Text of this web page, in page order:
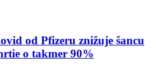
od Pfizeru znižuje šancu
o takmer 90%